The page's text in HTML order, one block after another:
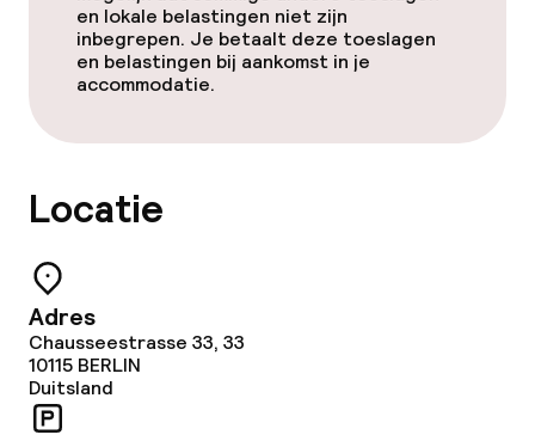
Restaurant
Bar
Diner à la carte
en lokale belastingen niet zijn
inbegrepen. Je betaalt deze toeslagen
en belastingen bij aankomst in je
accommodatie.
Locatie
Adres
Chausseestrasse 33, 33
10115 BERLIN
Duitsland